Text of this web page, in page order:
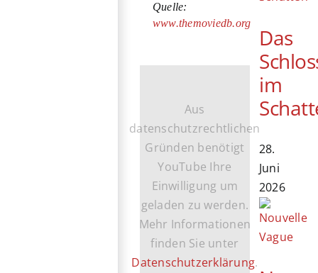
Quelle:
www.themoviedb.org
Aus
datenschutzrechtlichen
Gründen benötigt
YouTube Ihre
Einwilligung um
geladen zu werden.
Mehr Informationen
finden Sie unter
Datenschutzerklärung.
Das
im
28.
Juni
2026